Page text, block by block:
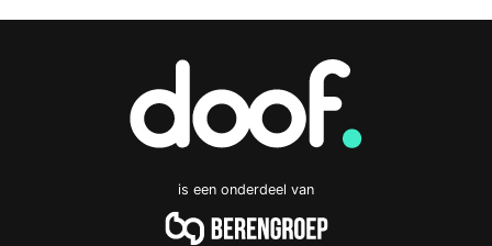
is een onderdeel van